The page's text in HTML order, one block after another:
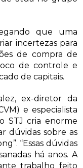
que uma
incertezas para
de compra de
de controle e
de capitais.
ex-diretor da
e especialista
STJ cria enorme
dúvidas sobre as
“Essas dúvidas
há anos. A
trabalho feito